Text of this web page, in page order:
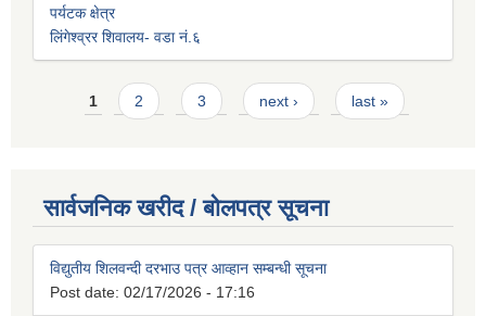
पर्यटक क्षेत्र
लिंगेश्व्रर शिवालय- वडा नं.६
Pages
1 2 3 next › last »
सार्वजनिक खरीद / बोलपत्र सूचना
विद्युतीय शिलवन्दी दरभाउ पत्र आव्हान सम्बन्धी सूचना
Post date: 02/17/2026 - 17:16